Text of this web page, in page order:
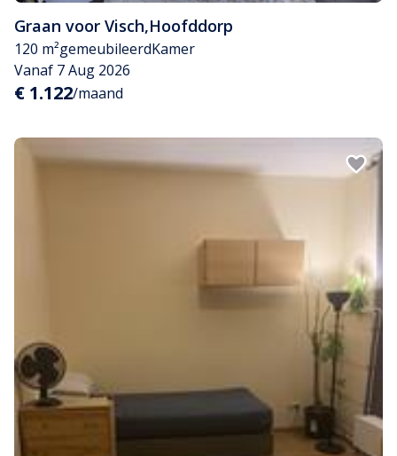
Graan voor Visch,Hoofddorp
120 m²gemeubileerdKamer
Vanaf 7 Aug 2026
€ 1.122/maand